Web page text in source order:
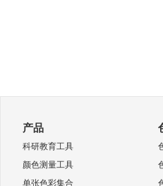
产品
科研教育工具
颜色测量工具
单张色彩集合